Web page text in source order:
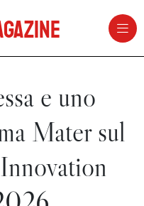
e uno
Mater sul